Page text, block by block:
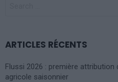
ARTICLES RÉCENTS
Flussi 2026 : première
agricole saisonnier